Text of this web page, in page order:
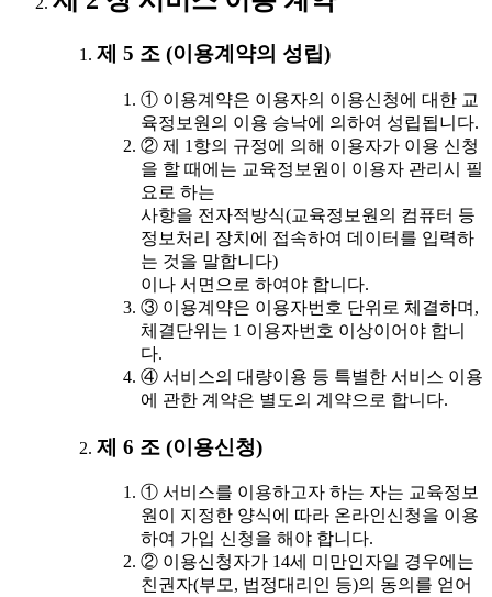
제 5 조 (이용계약의 성립)
① 이용계약은 이용자의 이용신청에 대한 교
육정보원의 이용 승낙에 의하여 성립됩니다.
② 제 1항의 규정에 의해 이용자가 이용 신청
을 할 때에는 교육정보원이 이용자 관리시 필
요로 하는
사항을 전자적방식(교육정보원의 컴퓨터 등
정보처리 장치에 접속하여 데이터를 입력하
는 것을 말합니다)
이나 서면으로 하여야 합니다.
③ 이용계약은 이용자번호 단위로 체결하며,
체결단위는 1 이용자번호 이상이어야 합니
다.
④ 서비스의 대량이용 등 특별한 서비스 이용
에 관한 계약은 별도의 계약으로 합니다.
제 6 조 (이용신청)
① 서비스를 이용하고자 하는 자는 교육정보
원이 지정한 양식에 따라 온라인신청을 이용
하여 가입 신청을 해야 합니다.
② 이용신청자가 14세 미만인자일 경우에는
친권자(부모, 법정대리인 등)의 동의를 얻어